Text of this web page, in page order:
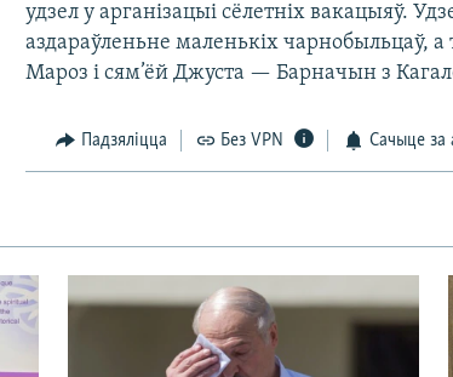
удзел у арганізацыі сёлетніх вакацыяў.
аздараўленьне маленькіх чарнобыльцаў,
Мароз і сям’ёй Джуста — Барначын з
Падзяліцца Без VPN Сачыце за